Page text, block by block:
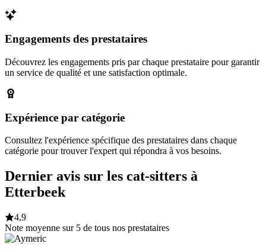
Engagements des prestataires
Découvrez les engagements pris par chaque prestataire pour garantir
un service de qualité et une satisfaction optimale.
Expérience par catégorie
Consultez l'expérience spécifique des prestataires dans chaque
catégorie pour trouver l'expert qui répondra à vos besoins.
Dernier avis sur les cat-sitters à
Etterbeek
4,9
Note moyenne sur 5 de tous nos prestataires